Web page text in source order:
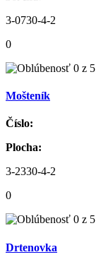
3-0730-4-2
0
Mošteník
Číslo:
Plocha:
3-2330-4-2
0
Drtenovka